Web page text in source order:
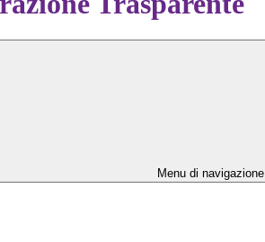
Menu di navigazione